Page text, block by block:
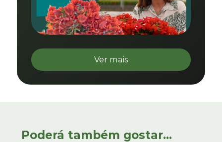
Ver mais
Poderá também gostar...